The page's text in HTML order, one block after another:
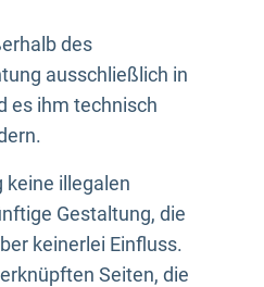
des
ausschließlich in
es ihm technisch
keine illegalen
Gestaltung, die
keinerlei Einfluss.
Seiten, die